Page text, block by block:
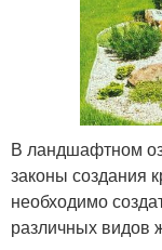
В ландшафтном
законы создания
необходимо
различных видов